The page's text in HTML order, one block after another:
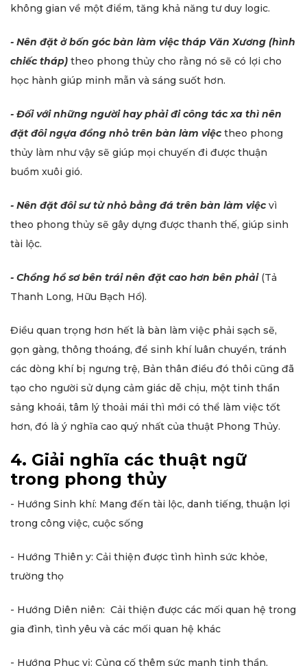
không gian về một điểm, tăng khả năng tư duy logic.
- Nên đặt ở bốn góc bàn làm việc tháp Văn Xương (hình
chiếc tháp) theo phong thủy cho rằng nó sẽ có lợi cho
học hành giúp minh mẫn và sáng suốt hơn.
- Đối với những người hay phải đi công tác xa thì nên
đặt đôi ngựa đồng nhỏ trên bàn làm việctheo phong
thủy làm như vậy sẽ giúp mọi chuyến đi được thuận
buồm xuôi gió.
- Nên đặt đôi sư tử nhỏ bằng đá trên bàn làm việcvì
theo phong thủy sẽ gây dựng được thanh thế, giúp sinh
tài lộc.
- Chồng hồ sơ bên trái nên đặt cao hơn bên phải(Tả
Thanh Long, Hữu Bạch Hổ).
Điều quan trọng hơn hết là bàn làm việc phải sạch sẽ,
gọn gàng, thông thoáng, để sinh khí luân chuyển, tránh
các dòng khí bị ngưng trệ, Bản thân điều đó thôi cũng đã
tạo cho người sử dụng cảm giác dễ chịu, một tinh thần
sảng khoái, tâm lý thoải mái thì mới có thể làm việc tốt
hơn, đó là ý nghĩa cao quý nhất của thuật Phong Thủy.
4. Giải nghĩa các thuật ngữ
trong phong thủy
- Hướng Sinh khí: Mang đến tài lộc, danh tiếng, thuận lợi
trong công việc, cuộc sống
- Hướng Thiên y: Cải thiện được tình hình sức khỏe,
trường thọ
- Hướng Diên niên: Cải thiện được các mối quan hệ trong
gia đình, tình yêu và các mối quan hệ khác
- Hướng Phục vị: Củng cố thêm sức mạnh tinh thần,